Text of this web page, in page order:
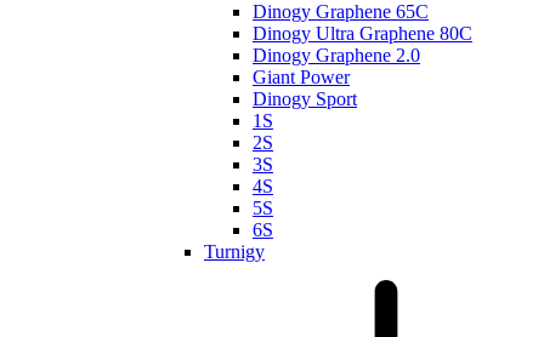
Dinogy Graphene 65C
Dinogy Ultra Graphene 80C
Dinogy Graphene 2.0
Giant Power
Dinogy Sport
1S
2S
3S
4S
5S
6S
Turnigy